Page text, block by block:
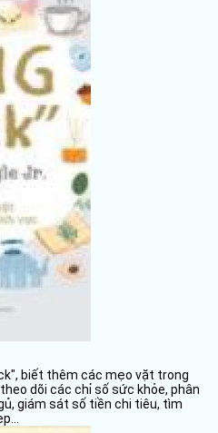
biết thêm các mẹo vặt trong
dõi các chỉ số sức khỏe, phân
giám sát số tiền chi tiêu, tìm